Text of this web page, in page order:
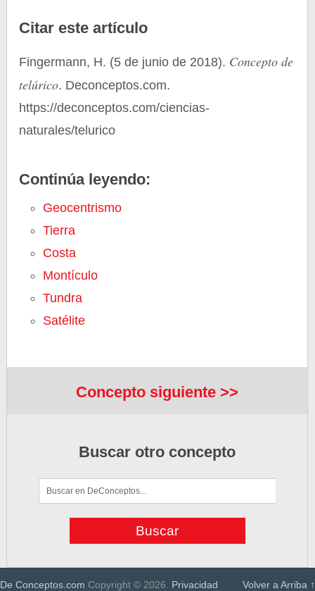
Citar este artículo
Fingermann, H. (5 de junio de 2018). Concepto de
telúrico. Deconceptos.com.
https://deconceptos.com/ciencias-
naturales/telurico
Continúa leyendo:
Geocentrismo
Tierra
Costa
Montículo
Tundra
Satélite
Concepto siguiente >>
Buscar otro concepto
De Conceptos.com Copyright © 2026. Privacidad Volver a Arriba ↑